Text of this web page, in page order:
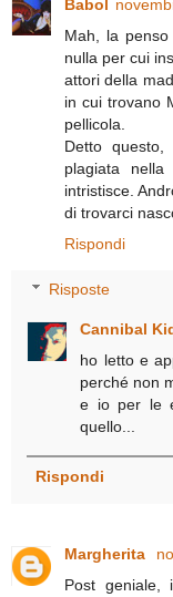
Babol
Mah, la
nulla per cui
attori della
in cui trovano
pellicola.
Detto
plagiata
intristisce.
di trovarci
Rispondi
Risposte
Cannibal
ho letto e
perché non
e io per le
quello...
Rispondi
Margherita
Post geniale,